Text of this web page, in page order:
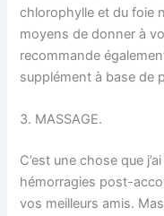
chlorophylle et du foie
moyens de donner à
recommande
supplément à base de
3. MASSAGE.
C’est une chose que
hémorragies post-
vos meilleurs amis.